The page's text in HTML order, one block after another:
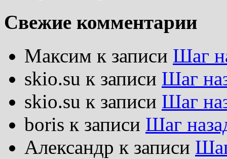
Свежие комментарии
Максим к записи Шаг
skio.su к записи Шаг
skio.su к записи Шаг
boris к записи Шаг
Александр к записи